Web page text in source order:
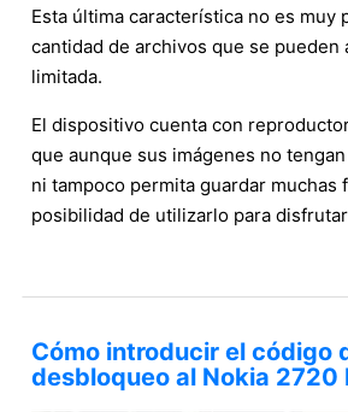
Esta última característica no es muy
cantidad de archivos que se pueden
limitada.
El dispositivo cuenta con
que aunque sus imágenes no
ni tampoco permita guardar muchas
posibilidad de utilizarlo para
Cómo introducir el código
desbloqueo al Nokia 2720